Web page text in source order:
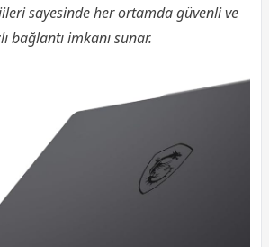
sayesinde her ortamda güvenli ve
bağlantı imkanı sunar.